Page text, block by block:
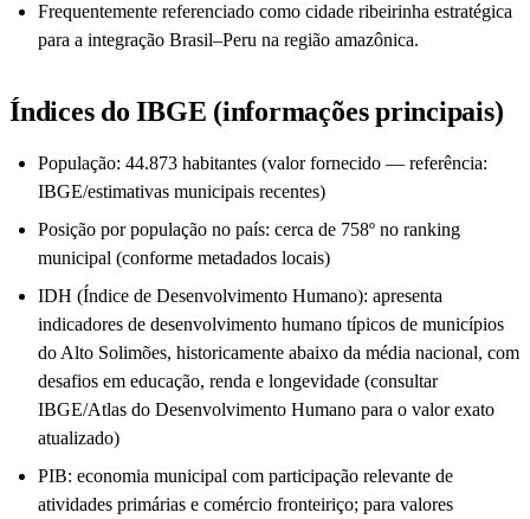
Frequentemente referenciado como cidade ribeirinha estratégica
para a integração Brasil–Peru na região amazônica.
Índices do IBGE (informações principais)
População: 44.873 habitantes (valor fornecido — referência:
IBGE/estimativas municipais recentes)
Posição por população no país: cerca de 758º no ranking
municipal (conforme metadados locais)
IDH (Índice de Desenvolvimento Humano): apresenta
indicadores de desenvolvimento humano típicos de municípios
do Alto Solimões, historicamente abaixo da média nacional, com
desafios em educação, renda e longevidade (consultar
IBGE/Atlas do Desenvolvimento Humano para o valor exato
atualizado)
PIB: economia municipal com participação relevante de
atividades primárias e comércio fronteiriço; para valores